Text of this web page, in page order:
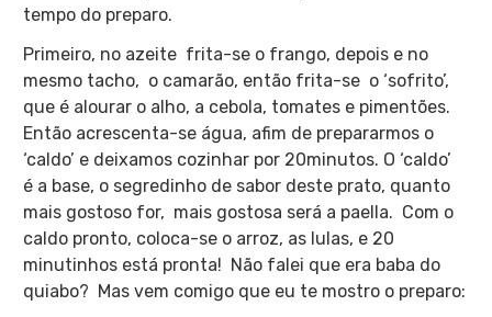
tempo do preparo.
Primeiro, no azeite frita-se o frango, depois e no
mesmo tacho, o camarão, então frita-se o ‘sofrito’,
que é alourar o alho, a cebola, tomates e pimentões.
Então acrescenta-se água, afim de prepararmos o
‘caldo’ e deixamos cozinhar por 20minutos. O ‘caldo’
é a base, o segredinho de sabor deste prato, quanto
mais gostoso for, mais gostosa será a paella. Com o
caldo pronto, coloca-se o arroz, as lulas, e 20
minutinhos está pronta! Não falei que era baba do
quiabo? Mas vem comigo que eu te mostro o preparo: